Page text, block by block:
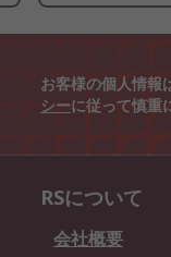
お客様の個人情報
シーに従って慎重
RSについて
会社概要